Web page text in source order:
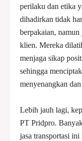
perilaku dan etika
dihadirkan tidak
berpakaian,
klien. Mereka
menjaga sikap
sehingga
menyenangkan
Lebih jauh lagi,
PT Pridpro.
jasa transportasi